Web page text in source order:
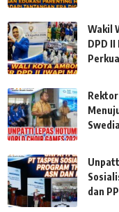
Wakil
DPD
Swedia
dan